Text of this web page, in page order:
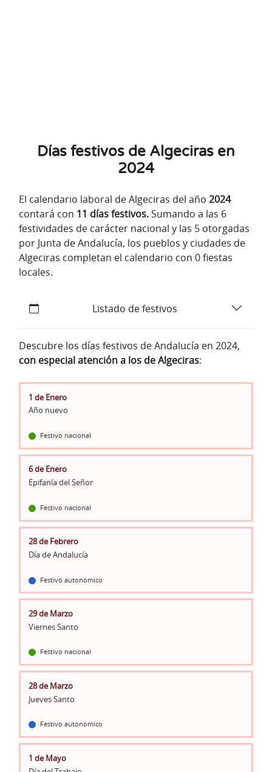
Días festivos de Algeciras en
2024
El calendario laboral de Algeciras del año 2024
contará con 11 días festivos.Sumando a las 6
festividades de carácter nacional y las 5 otorgadas
por Junta de Andalucía, los pueblos y ciudades de
Algeciras completan el calendario con 0 fiestas
locales.
Listado de festivos
Descubre los días festivos de Andalucía en 2024,
con especial atención a los de Algeciras:
1 de Enero
Año nuevo
Festivo nacional
6 de Enero
Epifanía del Señor
Festivo nacional
28 de Febrero
Día de Andalucía
Festivo autonomico
29 de Marzo
Viernes Santo
Festivo nacional
28 de Marzo
Jueves Santo
Festivo autonomico
1 de Mayo